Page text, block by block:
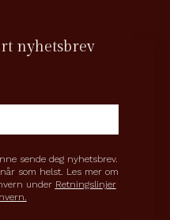
nyhetsbrev
sende deg nyhetsbrev.
som helst. Les mer om
under Retningslinjer